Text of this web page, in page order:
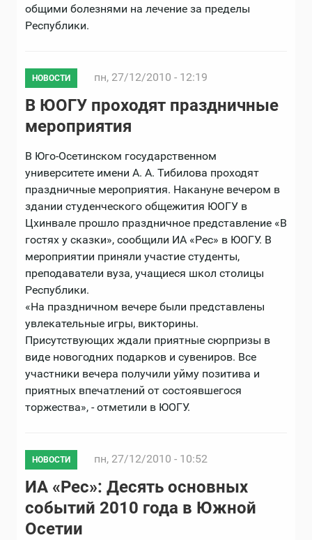
общими болезнями на лечение за пределы
Республики.
НОВОСТИ пн, 27/12/2010 - 12:19
В ЮОГУ проходят праздничные
мероприятия
В Юго-Осетинском государственном
университете имени А. А. Тибилова проходят
праздничные мероприятия. Накануне вечером в
здании студенческого общежития ЮОГУ в
Цхинвале прошло праздничное представление «В
гостях у сказки», сообщили ИА «Рес» в ЮОГУ. В
мероприятии приняли участие студенты,
преподаватели вуза, учащиеся школ столицы
Республики.
«На праздничном вечере были представлены
увлекательные игры, викторины.
Присутствующих ждали приятные сюрпризы в
виде новогодних подарков и сувениров. Все
участники вечера получили уйму позитива и
приятных впечатлений от состоявшегося
торжества», - отметили в ЮОГУ.
НОВОСТИ пн, 27/12/2010 - 10:52
ИА «Рес»: Десять основных
событий 2010 года в Южной
Осетии